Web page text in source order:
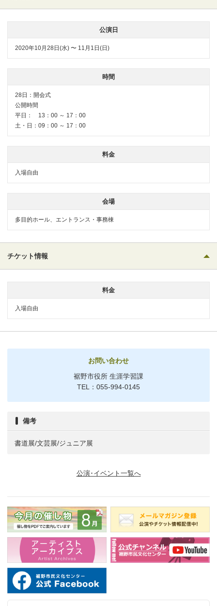
公演日
2020年10月28日(水) 〜 11月1日(日)
時間
28日：開会式
公開時間
平日： 13：00 ～ 17：00
土・日：09：00 ～ 17：00
料金
入場自由
会場
多目的ホール、エントランス・事務棟
チケット情報
料金
入場自由
お問い合わせ
裾野市役所 生涯学習課
TEL：055-994-0145
備考
書道展/文芸展/ジュニア展
公演･イベント一覧へ